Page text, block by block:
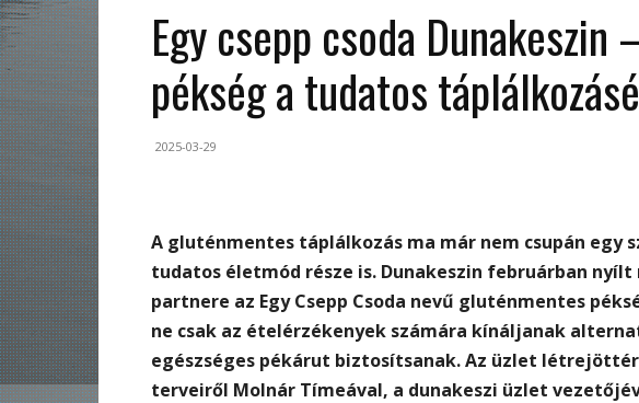
Egy csepp csoda
pékség a tudatos
2025-03-29
A gluténmentes táplálkozás ma már nem csupán egy
tudatos életmód része is. Dunakeszin februárban nyílt
partnere az Egy Csepp Csoda nevű gluténmentes
ne csak az ételérzékenyek számára kínáljanak
egészséges pékárut biztosítsanak. Az üzlet
terveiről Molnár Tímeával, a dunakeszi üzlet